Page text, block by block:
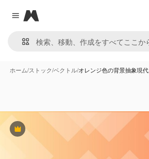
Close menu
Magnific
ホーム/ストック/ベクトル/オレンジ色の背景抽象現代
Premium